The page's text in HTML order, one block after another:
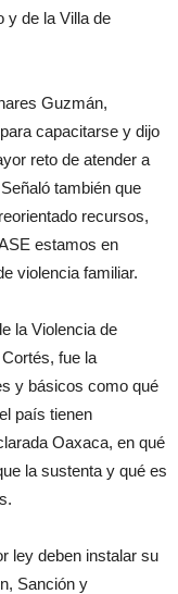
y de la Villa de
Guzmán,
capacitarse y dijo
reto de atender a
también que
recursos,
estamos en
violencia familiar.
la Violencia de
fue la
y básicos como qué
país tienen
Oaxaca, en qué
la sustenta y qué es
ley deben instalar su
Sanción y